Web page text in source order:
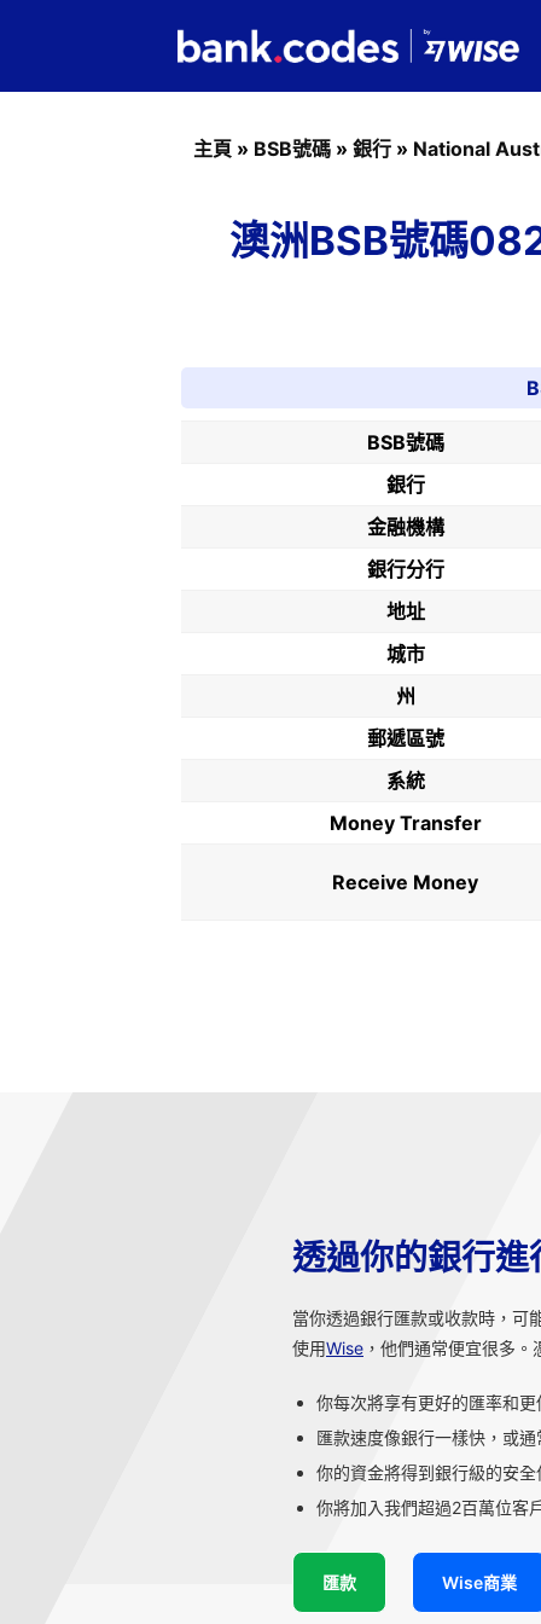
主頁 » BSB號碼 » 銀行 » National
澳洲BSB號碼
BSB號碼
銀行
金融機構
銀行分行
地址
城市
州
郵遞區號
系統
Money Transfer
Receive Money
透過你的銀行
當你透過銀行匯款或收款時，可
使用Wise ，他們通常便宜很多
你每次將享有更好的匯率和
匯款速度像銀行一樣快，或
你的資金將得到銀行級的安全
你將加入我們超過2百萬位客
匯款 Wise商業